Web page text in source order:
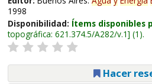
1998
Disponibilidad: Ítems disponibles
topográfica: 621.374.5/A282/v.1 (1).
Hacer